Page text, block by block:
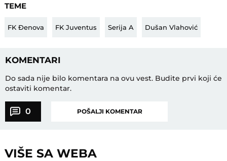
TEME
FK Đenova FK Juventus Serija A Dušan Vlahović
KOMENTARI
Do sada nije bilo komentara na ovu vest. Budite prvi koji će
ostaviti komentar.
0 POŠALJI KOMENTAR
VIŠE SA WEBA